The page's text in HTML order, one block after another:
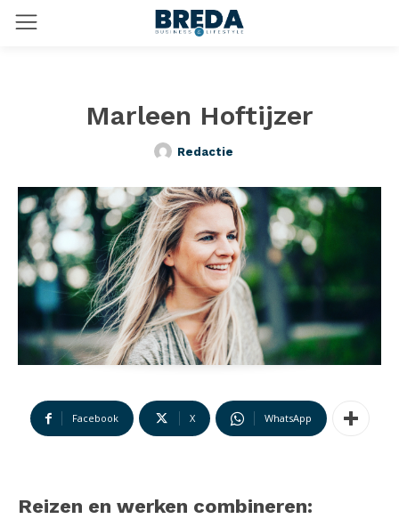
Marleen Hoftijzer
Redactie
Facebook X WhatsApp
Reizen en werken combineren: